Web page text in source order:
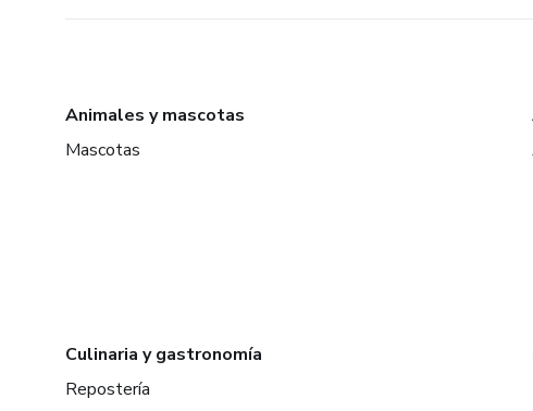
Animales y mascotas
Mascotas
Culinaria y gastronomía
Repostería